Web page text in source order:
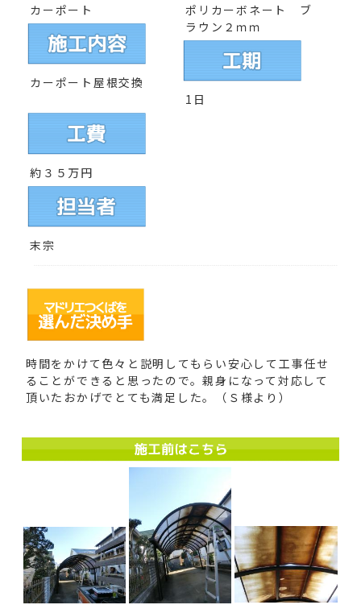
カーポート
カーポート屋根交換
ポリカーボネート ブ
ラウン２ｍｍ
1 日
約３５ 万円
末宗
時間をかけて色々と説明してもらい安心して工事任せ
ることができると思ったので。親身になって対応して
頂いたおかげでとても満足した。（Ｓ様より）